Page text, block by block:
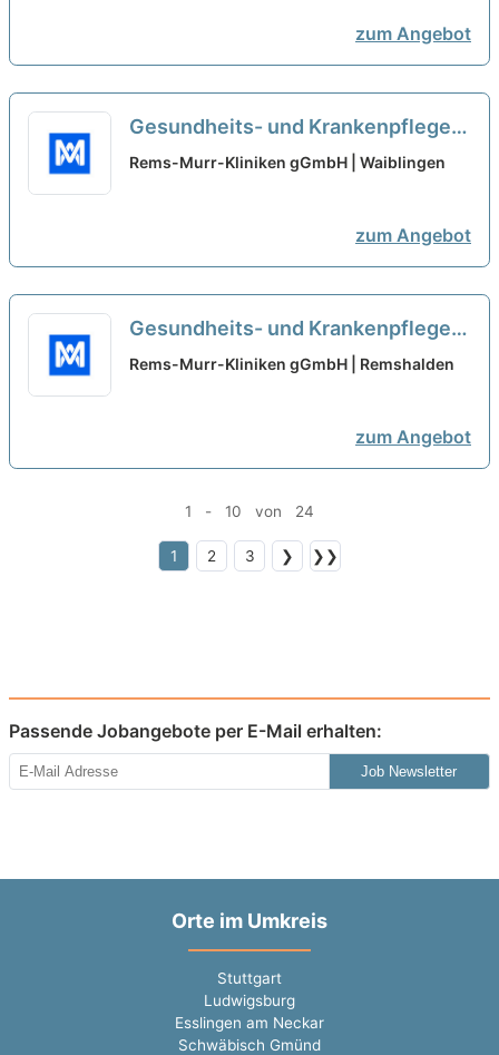
zum Angebot
Gesundheits- und Krankenpfleger
(m/w/d) - Geriatrie und
Rems-Murr-Kliniken gGmbH | Waiblingen
zum Angebot
Gesundheits- und Krankenpfleger
(m/w/d) - Geriatrie und
Rems-Murr-Kliniken gGmbH | Remshalden
zum Angebot
1 - 10 von 24
1 2 3 ❯ ❯❯
Passende Jobangebote per E-Mail erhalten:
Job Newsletter
Orte im Umkreis
Stuttgart
Ludwigsburg
Esslingen am Neckar
Schwäbisch Gmünd